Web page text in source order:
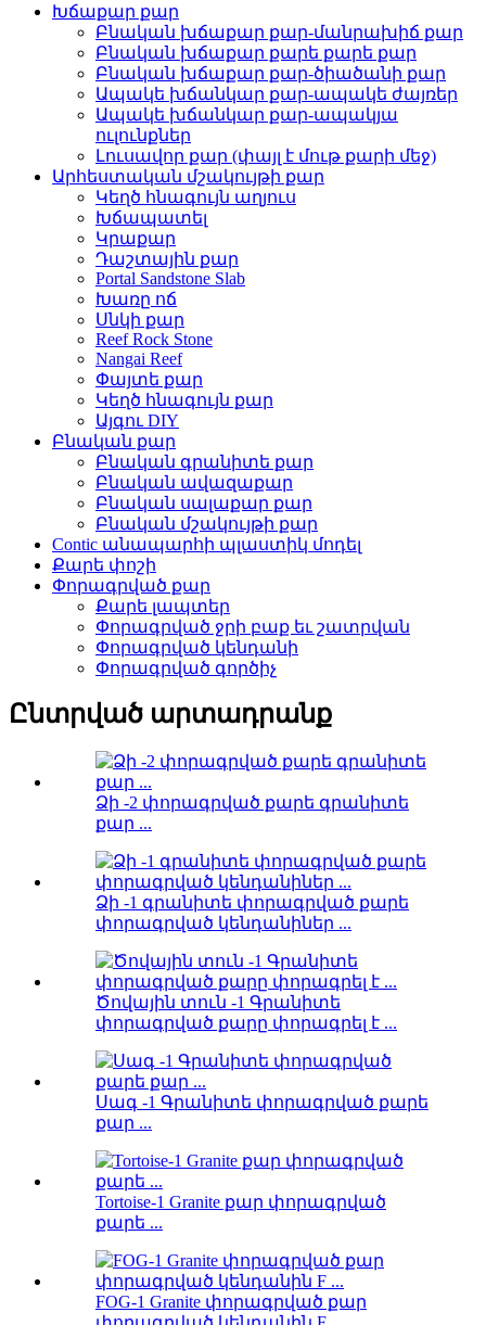
Խճաքար քար
Բնական խճաքար քար-մանրախիճ քար
Բնական խճաքար քարե քարե քար
Բնական խճաքար քար-ծիածանի քար
Ապակե խճանկար քար-ապակե ժայռեր
Ապակե խճանկար քար-ապակյա
ուլունքներ
Լուսավոր քար (փայլ է մութ քարի մեջ)
Արհեստական ​​մշակույթի քար
Կեղծ հնագույն աղյուս
Խճապատել
Կրաքար
Դաշտային քար
Portal Sandstone Slab
Խառը ոճ
Սնկի քար
Reef Rock Stone
Nangai Reef
Փայտե քար
Կեղծ հնագույն քար
Այգու DIY
Բնական քար
Բնական գրանիտե քար
Բնական ավազաքար
Բնական սալաքար քար
Բնական մշակույթի քար
Contic անապարհի պլաստիկ մոդել
Քարե փոշի
Փորագրված քար
Քարե լապտեր
Փորագրված ջրի բաք եւ շատրվան
Փորագրված կենդանի
Փորագրված գործիչ
Ընտրված արտադրանք
Ձի -2 փորագրված քարե գրանիտե
քար ...
Ձի -1 գրանիտե փորագրված քարե
փորագրված կենդանիներ ...
Ծովային տուն -1 Գրանիտե
փորագրված քարը փորագրել է ...
Սագ -1 Գրանիտե փորագրված քարե
քար ...
Tortoise-1 Granite քար փորագրված
քարե ...
FOG-1 Granite փորագրված քար